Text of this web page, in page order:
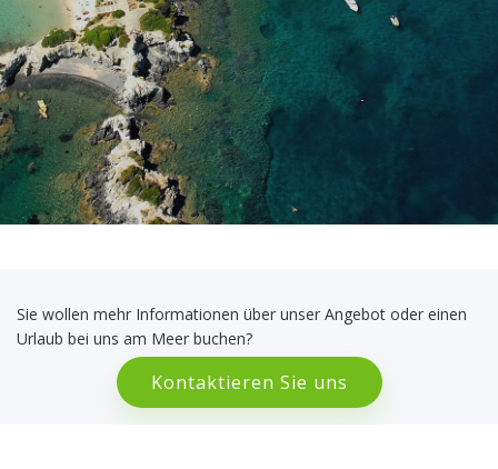
Sie wollen mehr Informationen über unser Angebot oder einen
Urlaub bei uns am Meer buchen?
Kontaktieren Sie uns